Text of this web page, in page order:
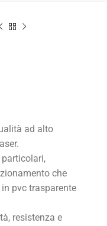
ad alto
che
pvc trasparente
resistenza e